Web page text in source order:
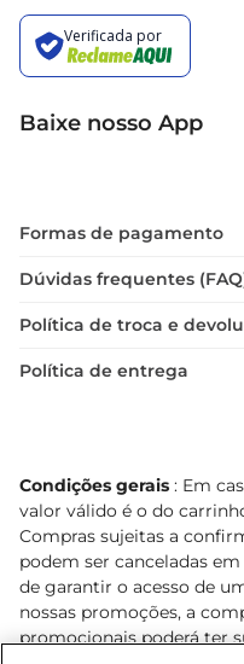
Baixe nosso App
Formas de pagamento
Dúvidas frequentes
Política de troca e
Política de entrega
Condições gerais : Em
valor válido é o do
Compras sujeitas a
podem ser canceladas
de garantir o acesso de
nossas promoções, a
promocionais poderá ter